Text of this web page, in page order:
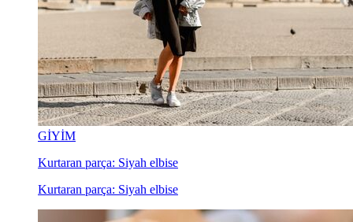
GİYİM
Kurtaran parça: Siyah elbise
Kurtaran parça: Siyah elbise